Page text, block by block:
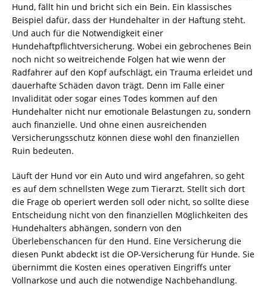
Hund, fällt hin und bricht sich ein Bein. Ein klassisches
Beispiel dafür, dass der Hundehalter in der Haftung steht.
Und auch für die Notwendigkeit einer
Hundehaftpflichtversicherung. Wobei ein gebrochenes Bein
noch nicht so weitreichende Folgen hat wie wenn der
Radfahrer auf den Kopf aufschlägt, ein Trauma erleidet und
dauerhafte Schäden davon trägt. Denn im Falle einer
Invalidität oder sogar eines Todes kommen auf den
Hundehalter nicht nur emotionale Belastungen zu, sondern
auch finanzielle. Und ohne einen ausreichenden
Versicherungsschutz können diese wohl den finanziellen
Ruin bedeuten.
Läuft der Hund vor ein Auto und wird angefahren, so geht
es auf dem schnellsten Wege zum Tierarzt. Stellt sich dort
die Frage ob operiert werden soll oder nicht, so sollte diese
Entscheidung nicht von den finanziellen Möglichkeiten des
Hundehalters abhängen, sondern von den
Überlebenschancen für den Hund. Eine Versicherung die
diesen Punkt abdeckt ist die OP-Versicherung für Hunde. Sie
übernimmt die Kosten eines operativen Eingriffs unter
Vollnarkose und auch die notwendige Nachbehandlung.